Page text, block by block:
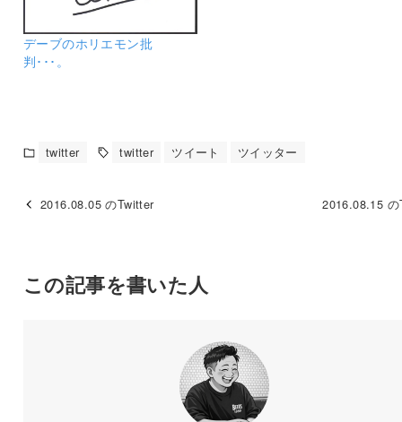
デーブのホリエモン批
判･･･。
twitter twitter ツイート ツイッター
2016.08.05 のTwitter 2016.08.15
この記事を書いた人